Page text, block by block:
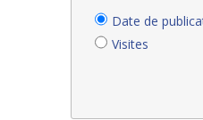
Date de
Visites